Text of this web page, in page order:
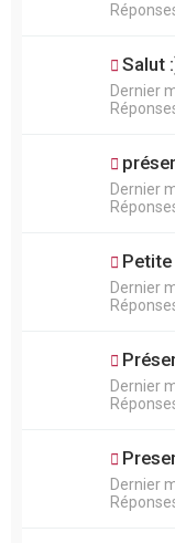
Salut
Dernier
Dernier
Petite
Dernier
Dernier
Dernier